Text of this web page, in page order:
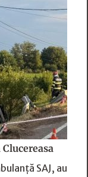
SAJ, au